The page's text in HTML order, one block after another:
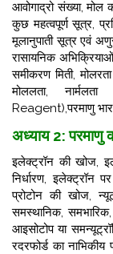
आवोगाद्रो संख्या, मोल
कुछ महत्वपूर्ण सूत्र,
मूलानुपाती सूत्र एवं
रासायनिक
समीकरण मिती,
मोललता,
Reagent),परमाणु
अध्याय 2: परमाणु
इलेक्ट्रॉन की खोज,
निर्धारण, इलेक्ट्रॉन
प्रोटोन की खोज,
समस्थानिक,
आइसोटोप या
रदरफोर्ड का नाभिकीय